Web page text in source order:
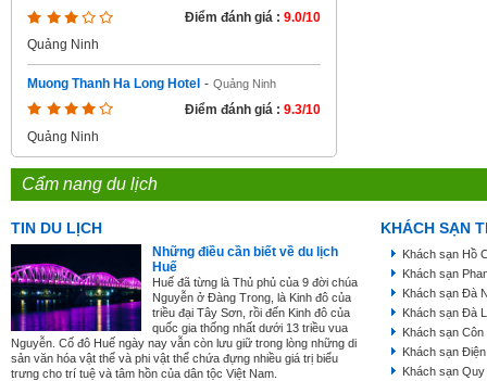
Điểm đánh giá : 9.0/10
Quảng Ninh
Muong Thanh Ha Long Hotel - Quảng Ninh
Điểm đánh giá : 9.3/10
Quảng Ninh
Cẩm nang du lịch
TIN DU LỊCH
Những điều cần biết về du lịch
Huế
Huế đã từng là Thủ phủ của 9 đời chúa
Nguyễn ở Đàng Trong, là Kinh đô của
triều đại Tây Sơn, rồi đến Kinh đô của
quốc gia thống nhất dưới 13 triều vua
Nguyễn. Cố đô Huế ngày nay vẫn còn lưu giữ trong lòng những di
sản văn hóa vật thể và phi vật thể chứa đựng nhiều giá trị biểu
trưng cho trí tuệ và tâm hồn của dân tộc Việt Nam.
KHÁCH SẠN
Khách sạn Hồ
Khách sạn
Khách sạn Đà
Khách sạn Đà
Khách sạn
Khách sạn
Khách sạn